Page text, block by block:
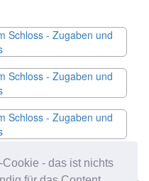
- das ist nichts